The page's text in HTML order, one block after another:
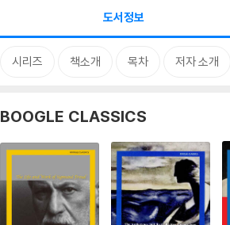
도서정보
시리즈 책소개 목차 저자 소개
BOOGLE CLASSICS